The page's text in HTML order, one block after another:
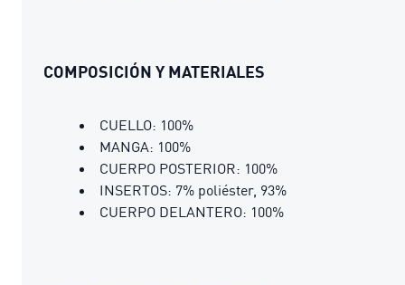
COMPOSICIÓN Y MATERIALES
CUELLO: 100%
MANGA: 100%
CUERPO POSTERIOR: 100%
INSERTOS: 7% poliéster, 93%
CUERPO DELANTERO: 100%